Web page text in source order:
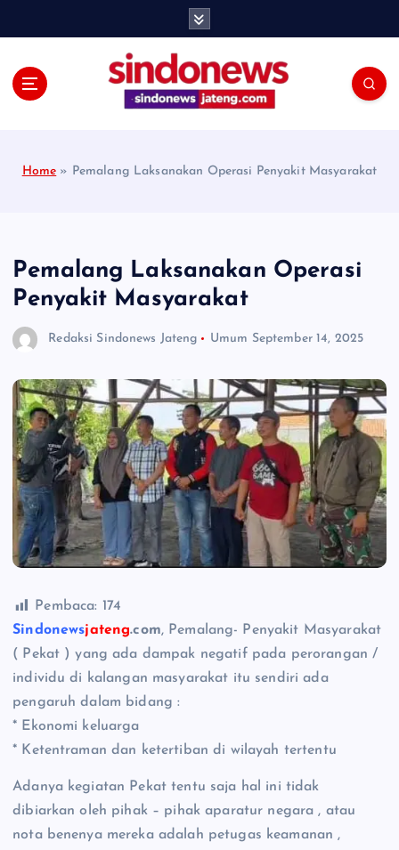
Home » Pemalang Laksanakan Operasi Penyakit Masyarakat
Pemalang Laksanakan Operasi
Penyakit Masyarakat
Redaksi Sindonews Jateng Umum September 14, 2025
Pembaca: 174
Sindonewsjateng.com, Pemalang- Penyakit Masyarakat
( Pekat ) yang ada dampak negatif pada perorangan /
individu di kalangan masyarakat itu sendiri ada
pengaruh dalam bidang :
* Ekonomi keluarga
* Ketentraman dan ketertiban di wilayah tertentu
Adanya kegiatan Pekat tentu saja hal ini tidak
dibiarkan oleh pihak – pihak aparatur negara , atau
nota benenya mereka adalah petugas keamanan ,